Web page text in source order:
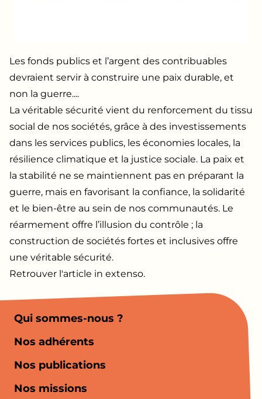
Les fonds publics et l’argent des contribuables
devraient servir à construire une paix durable, et
non la guerre....
La véritable sécurité vient du renforcement du tissu
social de nos sociétés, grâce à des investissements
dans les services publics, les économies locales, la
résilience climatique et la justice sociale. La paix et
la stabilité ne se maintiennent pas en préparant la
guerre, mais en favorisant la confiance, la solidarité
et le bien-être au sein de nos communautés. Le
réarmement offre l’illusion du contrôle ; la
construction de sociétés fortes et inclusives offre
une véritable sécurité.
Retrouver l'article in extenso.
Qui sommes-nous ?
Nos adhérents
Nos publications
Nos missions